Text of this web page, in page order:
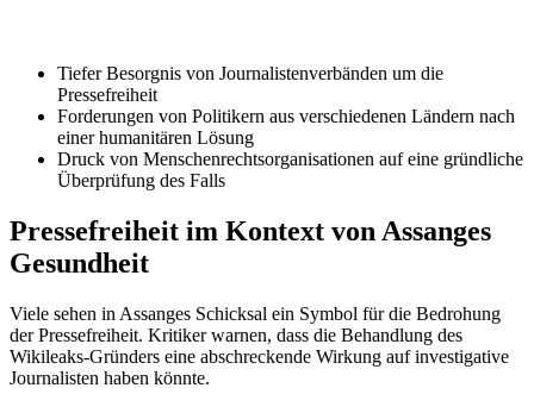
Tiefer Besorgnis von Journalistenverbänden um die
Pressefreiheit
Forderungen von Politikern aus verschiedenen Ländern nach
einer humanitären Lösung
Druck von Menschenrechtsorganisationen auf eine gründliche
Überprüfung des Falls
Pressefreiheit im Kontext von Assanges
Gesundheit
Viele sehen in Assanges Schicksal ein Symbol für die Bedrohung
der Pressefreiheit. Kritiker warnen, dass die Behandlung des
Wikileaks-Gründers eine abschreckende Wirkung auf investigative
Journalisten haben könnte.